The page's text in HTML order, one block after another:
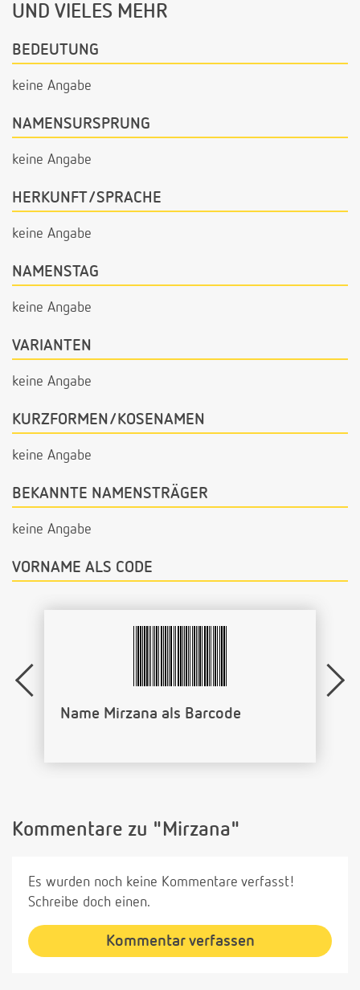
UND VIELES MEHR
BEDEUTUNG
keine Angabe
NAMENSURSPRUNG
keine Angabe
HERKUNFT/SPRACHE
keine Angabe
NAMENSTAG
keine Angabe
VARIANTEN
keine Angabe
KURZFORMEN/KOSENAMEN
keine Angabe
BEKANNTE NAMENSTRÄGER
keine Angabe
VORNAME ALS CODE
Name Mirzana als Barcode
Kommentare zu "Mirzana"
Es wurden noch keine Kommentare verfasst!
Schreibe doch einen.
Kommentar verfassen